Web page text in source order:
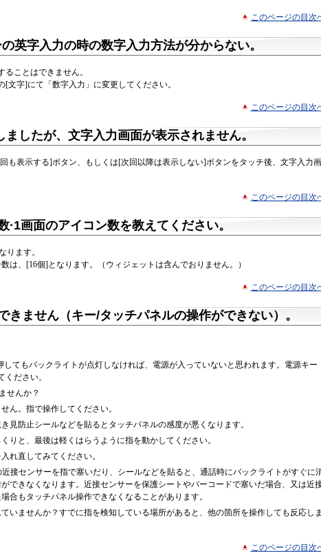
このページの目次
英字入力の時の数字入力方法が分からない。
ることはできません。
[文字]にて「数字入力」に変更してください。
このページの目次
ましたが、文字入力画面が表示されません。
も表示する]ボタン、もしくは[次回以降は表示しない]ボタンをタッチ後、文字入力画
このページの目次
·1画面のアイコン数を教えてください。
ります。
は、[16個]となります。（ウィジェットは含んでおりません。）
このページの目次
きません（キー/タッチパネルの操作ができない）。
てもバックライトが点灯しなければ、電源が入っていないと思われます。電源キー
ださい。
せんか？
ん。指で操作してください。
見防止シールなどを貼るとタッチパネルの感度が悪くなります。
りと、最後は軽くはらうように指を動かしてください。
れ直してみてください。
接センサーを指で塞いだり、シールなどを貼ると、通話時にバックライトがすぐに
できなくなります。近接センサーを保護シートやバーコードで塞いだ場合、又は近
合もタッチパネル操作できなくなることがあります。
いませんか？すでに指を検知している場所があると、他の箇所を操作しても反応しま
このページの目次